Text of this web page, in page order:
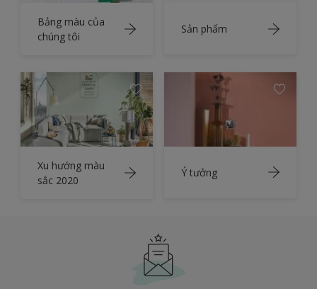
Bảng màu của
chúng tôi
Sản phẩm
Xu hướng màu
sắc 2020
Ý tưởng